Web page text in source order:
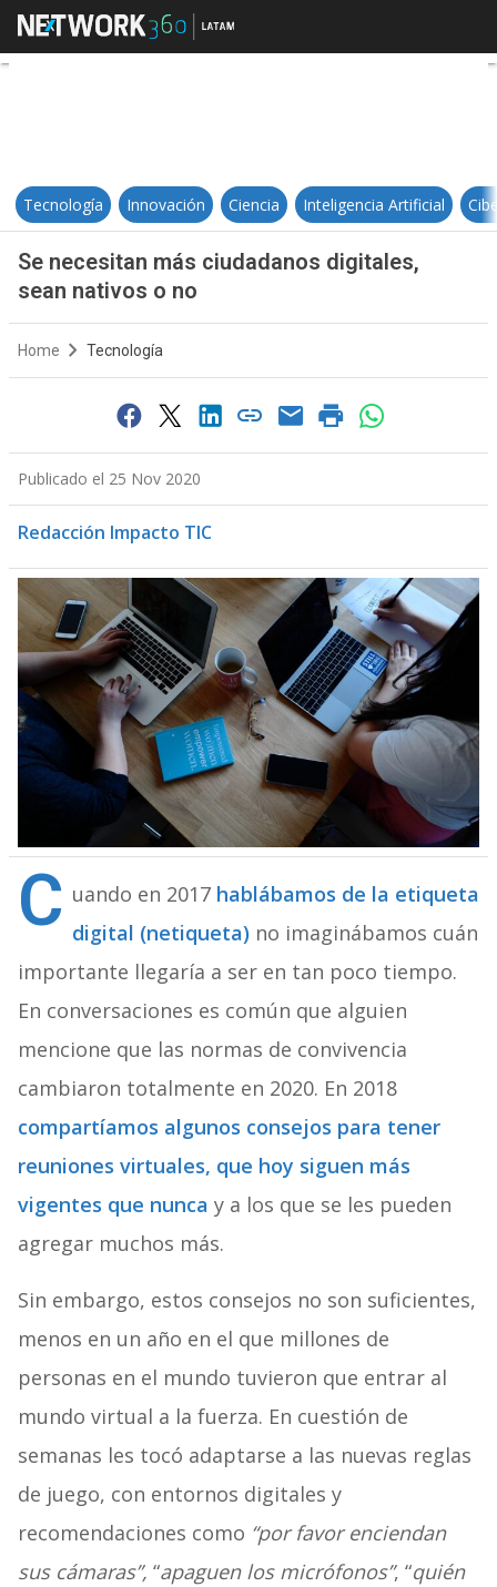
Se necesitan más ciudadanos
Tecnología Innovación Ciencia Inteligencia Artificial
Se necesitan más ciudadanos digitales,
sean nativos o no
Home Tecnología
Publicado el 25 Nov 2020
Redacción Impacto TIC
C uando en 2017 hablábamos de la etiqueta
digital (netiqueta) no imaginábamos cuán
importante llegaría a ser en tan poco tiempo.
En conversaciones es común que alguien
mencione que las normas de convivencia
cambiaron totalmente en 2020. En 2018
compartíamos algunos consejos para tener
reuniones virtuales, que hoy siguen más
vigentes que nunca y a los que se les pueden
agregar muchos más.
Sin embargo, estos consejos no son suficientes,
menos en un año en el que millones de
personas en el mundo tuvieron que entrar al
mundo virtual a la fuerza. En cuestión de
semanas les tocó adaptarse a las nuevas reglas
de juego, con entornos digitales y
recomendaciones como “por favor enciendan
sus cámaras”, “apaguen los micrófonos”, “quién